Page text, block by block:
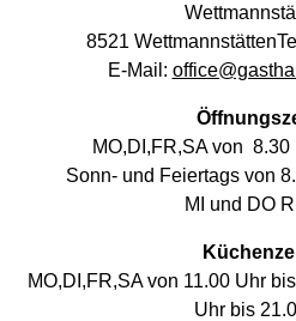
8521
E-Mail:
MO,DI,FR,SA von
Sonn- und Feiertags von
MI und DO
MO,DI,FR,SA von 11.00 Uhr
Uhr bis